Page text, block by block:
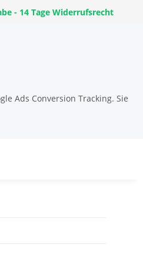
- 14 Tage Widerrufsrecht
Ads Conversion Tracking. Sie